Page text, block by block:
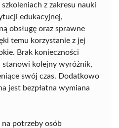
z zakresu nauki
edukacyjnej,
obsługę oraz sprawne
temu korzystanie z jej
Brak konieczności
kolejny wyróżnik,
swój czas. Dodatkowo
jest bezpłatna wymiana
potrzeby osób